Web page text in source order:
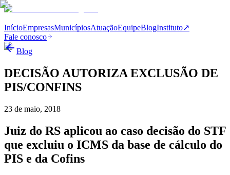
InícioEmpresasMunicípiosAtuaçãoEquipeBlogInstituto↗
Fale conosco
Blog
DECISÃO AUTORIZA EXCLUSÃO DE
PIS/CONFINS
23 de maio, 2018
Juiz do RS aplicou ao caso decisão do STF
que excluiu o ICMS da base de cálculo do
PIS e da Cofins